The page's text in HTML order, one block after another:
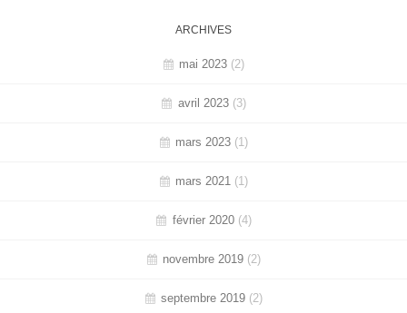
ARCHIVES
mai 2023 (2)
avril 2023(3)
mars 2023 (1)
mars 2021 (1)
février 2020(4)
novembre 2019 (2)
septembre 2019 (2)